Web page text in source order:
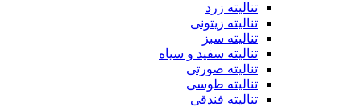
تنالیته زرد
تنالیته زیتونی
تنالیته سبز
تنالیته سفید و سیاه
تنالیته صورتی
تنالیته طوسی
تنالیته فندقی